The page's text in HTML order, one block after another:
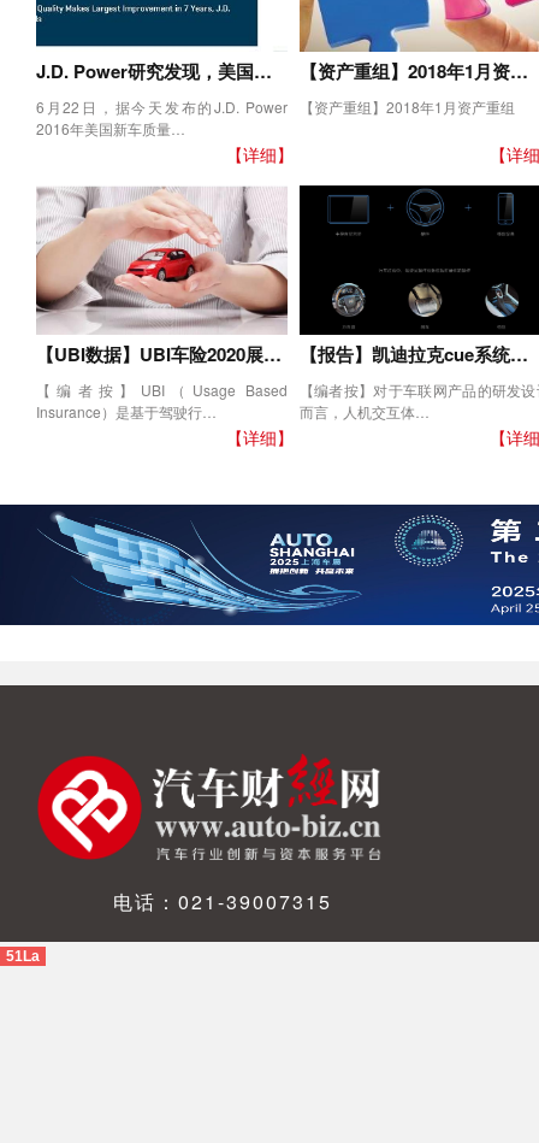
J.D. Power研究发现，美国…
6月22日，据今天发布的J.D. Power
2016年美国新车质量…
【详细】
【资产重组】2018年1月资…
【资产重组】2018年1月资产重组
【详
【UBI数据】UBI车险2020展…
【编者按】UBI（Usage Based
Insurance）是基于驾驶行…
【详细】
【报告】凯迪拉克cue系统…
【编者按】对于车联网产品的研发
而言，人机交互体…
【详
电话：021-39007315
51La